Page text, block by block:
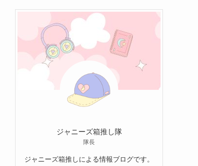
リ
ジャニーズ箱推し隊
隊長
ジャニーズ箱推しによる情報ブログです。